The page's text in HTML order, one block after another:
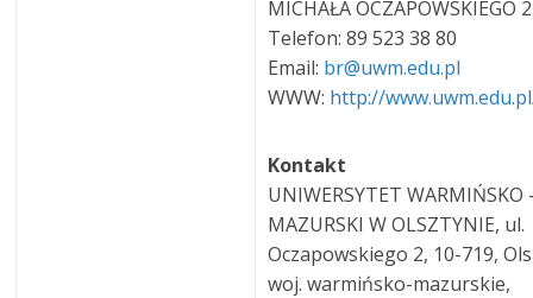
MICHAŁA OCZAPOWSKIEGO 2
Telefon: 89 523 38 80
Email: br@uwm.edu.pl
WWW: http://
Kontakt
UNIWERSYTET WARMIŃSKO
MAZURSKI W OLSZTYNIE, ul.
Oczapowskiego 2, 10-719,
woj. warmińsko-mazurskie,